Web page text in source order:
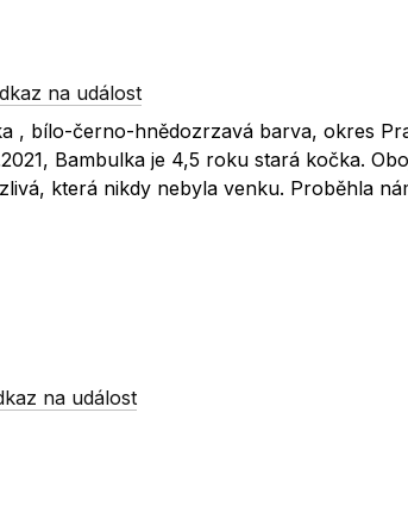
na událost
, bílo-černo-hnědozrzavá barva, okres
Bambulka je 4,5 roku stará kočka.
která nikdy nebyla venku. Proběhla
na událost